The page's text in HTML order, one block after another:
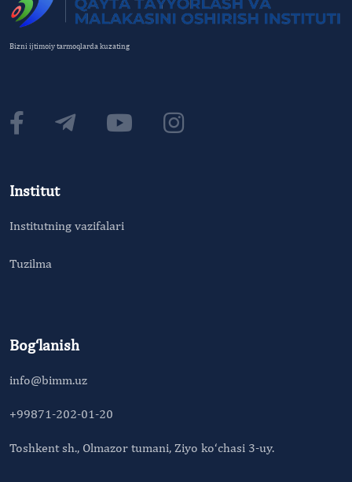
Bizni ijtimoiy tarmoqlarda kuzating
Institut
Institutning vazifalari
Tuzilma
Bog‘lanish
info@bimm.uz
+99871-202-01-20
Toshkent sh., Olmazor tumani, Ziyo ko‘chasi 3-uy.